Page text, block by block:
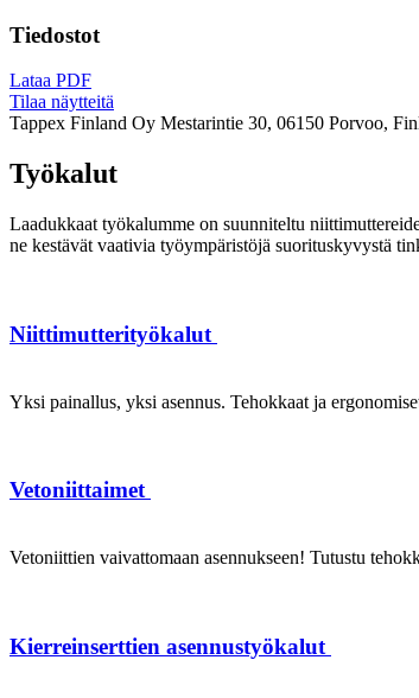
Tiedostot
Lataa PDF
Tilaa näytteitä
Tappex Finland Oy Mestarintie 30, 06150 Porvoo,
Työkalut
Laadukkaat työkalumme on suunniteltu
ne kestävät vaativia työympäristöjä suorituskyvystä
Niittimutterityökalut
Yksi painallus, yksi asennus. Tehokkaat ja
Vetoniittaimet
Vetoniittien vaivattomaan asennukseen! Tutustu
Kierreinserttien asennustyökalut